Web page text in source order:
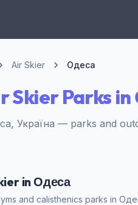
Air Skier Одеса
Skier Parks in
Україна — parks and
in Одеса
and calisthenics parks in